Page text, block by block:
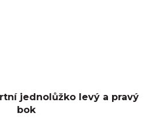
jednolůžko levý a pravý
bok